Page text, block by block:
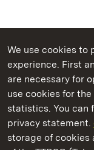
We use cookies to
experience. First
are necessary for
use cookies for
statistics. You can
privacy statement.
storage of cookies
State Palaces